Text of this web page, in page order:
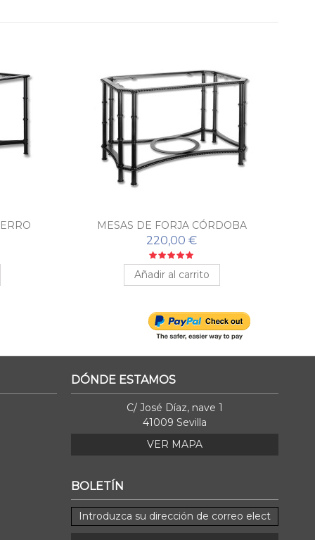
MESAS DE FORJA CÓRDOBA
220,00 €
Añadir al carrito
DÓNDE ESTAMOS
C/ José Díaz, nave 1
41009 Sevilla
VER MAPA
BOLETÍN